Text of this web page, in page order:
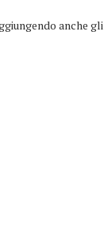
anche gli